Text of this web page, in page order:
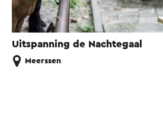
Uitspanning de Nachtegaal
Meerssen